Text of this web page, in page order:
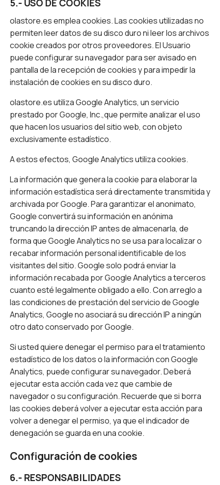
5.- USO DE COOKIES
olastore.es emplea cookies. Las cookies utilizadas no
permiten leer datos de su disco duro ni leer los archivos
cookie creados por otros proveedores. El Usuario
puede configurar su navegador para ser avisado en
pantalla de la recepción de cookies y para impedir la
instalación de cookies en su disco duro.
olastore.es utiliza Google Analytics, un servicio
prestado por Google, Inc.,que permite analizar el uso
que hacen los usuarios del sitio web, con objeto
exclusivamente estadístico.
A estos efectos, Google Analytics utiliza cookies.
La información que genera la cookie para elaborar la
información estadística será directamente transmitida y
archivada por Google. Para garantizar el anonimato,
Google convertirá su información en anónima
truncando la dirección IP antes de almacenarla, de
forma que Google Analytics no se usa para localizar o
recabar información personal identificable de los
visitantes del sitio. Google solo podrá enviar la
información recabada por Google Analytics a terceros
cuanto esté legalmente obligado a ello. Con arreglo a
las condiciones de prestación del servicio de Google
Analytics, Google no asociará su dirección IP a ningún
otro dato conservado por Google.
Si usted quiere denegar el permiso para el tratamiento
estadístico de los datos o la información con Google
Analytics, puede configurar su navegador. Deberá
ejecutar esta acción cada vez que cambie de
navegador o su configuración. Recuerde que si borra
las cookies deberá volver a ejecutar esta acción para
volver a denegar el permiso, ya que el indicador de
denegación se guarda en una cookie.
Configuración de cookies
6.- RESPONSABILIDADES